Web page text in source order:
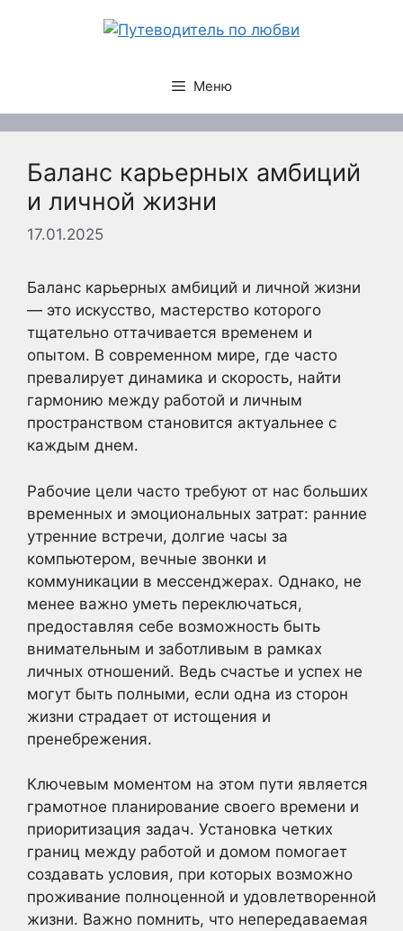
Меню
Баланс карьерных амбиций
и личной жизни
17.01.2025
Баланс карьерных амбиций и личной жизни
— это искусство, мастерство которого
тщательно оттачивается временем и
опытом. В современном мире, где часто
превалирует динамика и скорость, найти
гармонию между работой и личным
пространством становится актуальнее с
каждым днем.
Рабочие цели часто требуют от нас больших
временных и эмоциональных затрат: ранние
утренние встречи, долгие часы за
компьютером, вечные звонки и
коммуникации в мессенджерах. Однако, не
менее важно уметь переключаться,
предоставляя себе возможность быть
внимательным и заботливым в рамках
личных отношений. Ведь счастье и успех не
могут быть полными, если одна из сторон
жизни страдает от истощения и
пренебрежения.
Ключевым моментом на этом пути является
грамотное планирование своего времени и
приоритизация задач. Установка четких
границ между работой и домом помогает
создавать условия, при которых возможно
проживание полноценной и удовлетворенной
жизни. Важно помнить, что непередаваемая